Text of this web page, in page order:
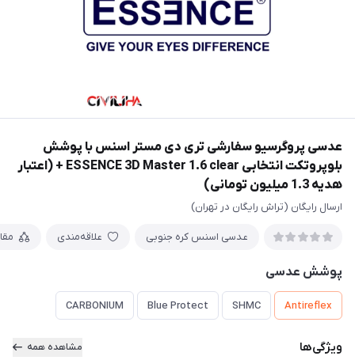
عدسی پروگرسیو سفارشی تری دی مستر اسنس با پوشش
بلوپروتکت انتخابی ESSENCE 3D Master 1.6 clear + (اعتبار
هدیه 1.3 میلیون تومانی)
ارسال رایگان (تراش رایگان در تهران)
عدسی اسنس کره جنوبی علاقه‌مندی
پوشش عدسی
Antireflex
SHMC
Blue Protect
CARBONIUM
ویژگی‌ها مشاهده همه